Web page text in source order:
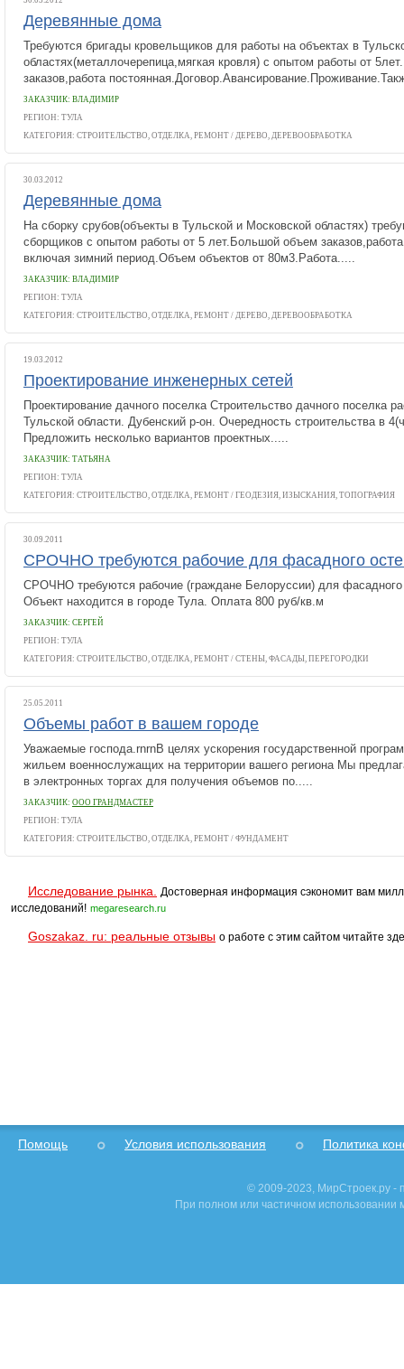
Деревянные дома
Требуются бригады кровельщиков для работы на объектах в
областях(металлочерепица,мягкая кровля) с опытом работы от
заказов,работа
ЗАКАЗЧИК: ВЛАДИМИР
РЕГИОН: ТУЛА
КАТЕГОРИЯ: СТРОИТЕЛЬСТВО, ОТДЕЛКА, РЕМОНТ / ДЕРЕВО, ДЕРЕВООБРАБОТКА
30.03.2012
Деревянные дома
На сборку срубов(объекты в Тульской и Московской областях)
сборщиков с опытом работы от 5 лет.Большой объем
включая зимний период.Объем объектов от 80м3.Работа.....
ЗАКАЗЧИК: ВЛАДИМИР
РЕГИОН: ТУЛА
КАТЕГОРИЯ: СТРОИТЕЛЬСТВО, ОТДЕЛКА, РЕМОНТ / ДЕРЕВО, ДЕРЕВООБРАБОТКА
19.03.2012
Проектирование инженерных сетей
Проектирование дачного поселка Строительство дачного поселка
Тульской области. Дубенский р-он. Очередность строительства в
Предложить несколько вариантов проектных.....
ЗАКАЗЧИК: ТАТЬЯНА
РЕГИОН: ТУЛА
КАТЕГОРИЯ: СТРОИТЕЛЬСТВО, ОТДЕЛКА, РЕМОНТ / ГЕОДЕЗИЯ, ИЗЫСКАНИЯ, ТОПОГРАФИЯ
30.09.2011
СРОЧНО требуются рабочие для фасадного
СРОЧНО требуются рабочие (граждане Белоруссии) для фасадного
Объект находится в городе Тула. Оплата 800 руб/кв.м
ЗАКАЗЧИК: СЕРГЕЙ
РЕГИОН: ТУЛА
КАТЕГОРИЯ: СТРОИТЕЛЬСТВО, ОТДЕЛКА, РЕМОНТ / СТЕНЫ, ФАСАДЫ, ПЕРЕГОРОДКИ
25.05.2011
Объемы работ в вашем городе
Уважаемые господа.rnrnВ целях ускорения государственной
жильем военнослужащих на территории вашего региона Мы
в электронных торгах для получения объемов по.....
ЗАКАЗЧИК: ООО ГРАНДМАСТЕР
РЕГИОН: ТУЛА
КАТЕГОРИЯ: СТРОИТЕЛЬСТВО, ОТДЕЛКА, РЕМОНТ / ФУНДАМЕНТ
Исследование рынка.
Достоверная информация сэкономит вам
исследований! megaresearch.ru
Goszakaz. ru: реальные отзывы о работе с этим сайтом читайте
Помощь Условия использования Политика
© 2009-2023, МирСтроек.ру -
При полном или частичном использовании